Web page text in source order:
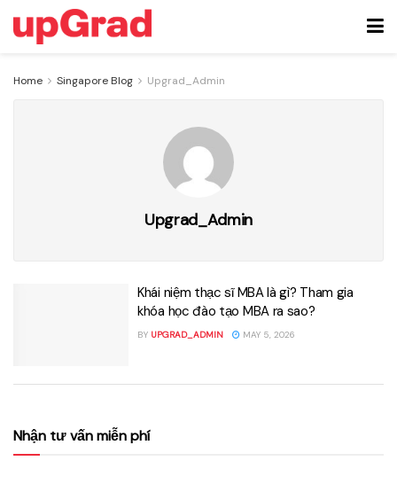
Home Singapore Blog Upgrad_Admin
Upgrad_Admin
Khái niệm thạc sĩ MBA là gì? Tham gia
khóa học đào tạo MBA ra sao?
BY UPGRAD_ADMIN MAY 5, 2026
Nhận tư vấn miễn phí